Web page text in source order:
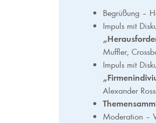
Begrüßung –
Impuls mit
Muffler,
Impuls mit
Alexander
Moderation –